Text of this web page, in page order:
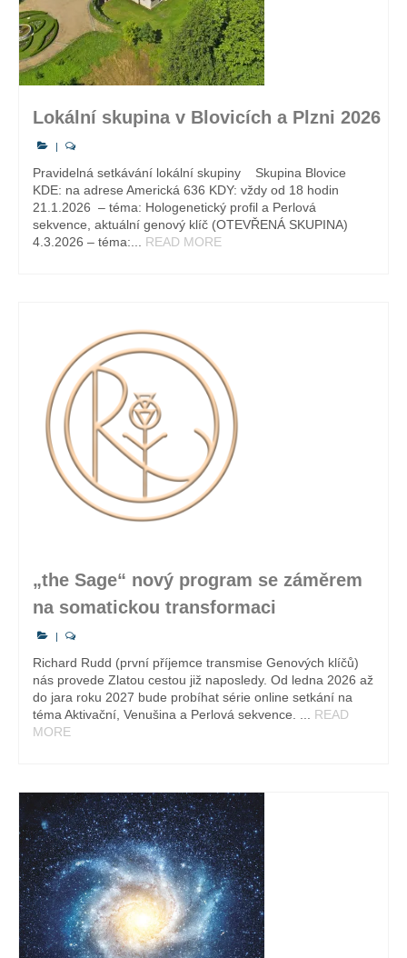
Lokální skupina v Blovicích a Plzni 2026
|
Pravidelná setkávání lokální skupiny Skupina Blovice
KDE: na adrese Americká 636 KDY: vždy od 18 hodin
21.1.2026 – téma: Hologenetický profil a Perlová
sekvence, aktuální genový klíč (OTEVŘENÁ SKUPINA)
4.3.2026 – téma:... READ MORE
„the Sage“ nový program se záměrem
na somatickou transformaci
|
Richard Rudd (první příjemce transmise Genových klíčů)
nás provede Zlatou cestou již naposledy. Od ledna 2026 až
do jara roku 2027 bude probíhat série online setkání na
téma Aktivační, Venušina a Perlová sekvence. ... READ
MORE